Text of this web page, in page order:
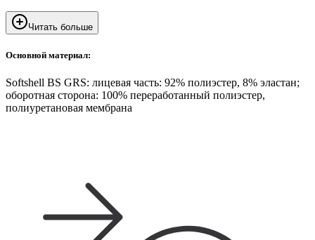
Читать больше
Основной материал:
Softshell BS GRS: лицевая часть: 92% полиэстер, 8% эластан;
оборотная сторона: 100% переработанный полиэстер,
полиуретановая мембрана